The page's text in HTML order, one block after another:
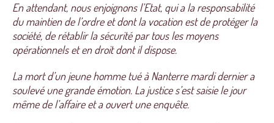
En attendant, nous enjoignons l’Etat, qui a la responsabilité
du maintien de l’ordre et dont la vocation est de protéger la
société, de rétablir la sécurité par tous les moyens
opérationnels et en droit dont il dispose.
La mort d’un jeune homme tué à Nanterre mardi dernier a
soulevé une grande émotion. La justice s’est saisie le jour
même de l’affaire et a ouvert une enquête.